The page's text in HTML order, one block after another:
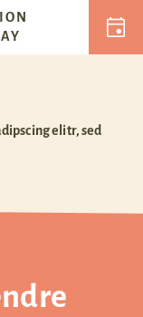
elitr, sed